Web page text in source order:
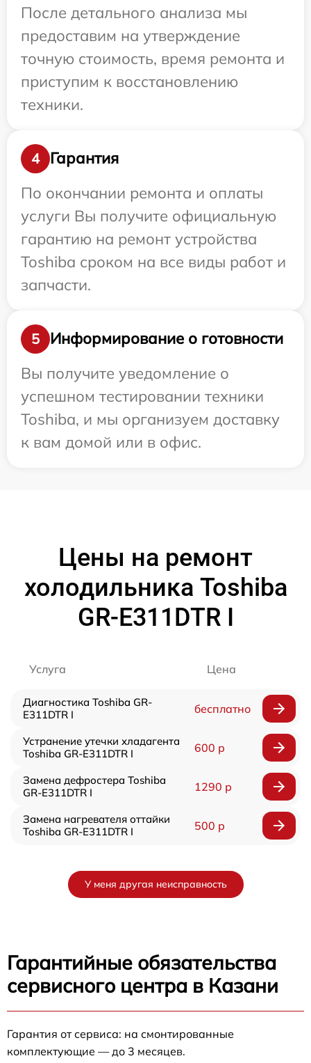
После детального анализа мы
предоставим на утверждение
точную стоимость, время ремонта и
приступим к восстановлению
техники.
4
Гарантия
По окончании ремонта и оплаты
услуги Вы получите официальную
гарантию на ремонт устройства
Toshiba сроком на все виды работ и
запчасти.
5
Информирование о готовности
Вы получите уведомление о
успешном тестировании техники
Toshiba, и мы организуем доставку
к вам домой или в офис.
Цены на ремонт
холодильника Toshiba
GR-E311DTR I
Услуга Цена
Диагностика Toshiba GR-
E311DTR I
бесплатно
Устранение утечки хладагента
Toshiba GR-E311DTR I
600 р
Замена дефростера Toshiba
GR-E311DTR I
1290 р
Замена нагревателя оттайки
Toshiba GR-E311DTR I
500 р
У меня другая неисправность
Гарантийные обязательства
сервисного центра в Казани
Гарантия от сервиса: на смонтированные
комплектующие — до 3 месяцев.